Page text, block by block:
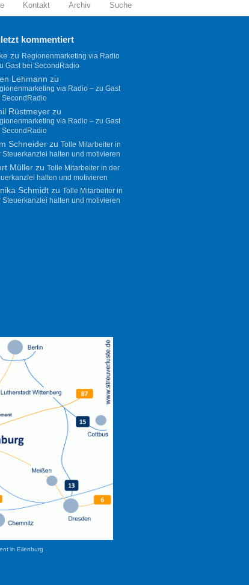
Kontakt Archiv Suche
kommentiert
zu Regionenmarketing via Radio
Gast bei SecondRadio
Lehmann zu
via Radio – zu Gast
SecondRadio
Rüstmeyerzu
via Radio – zu Gast
SecondRadio
Schneiderzu Tolle Mitarbeiter in
Steuerkanzlei halten und motivieren
Müllerzu Tolle Mitarbeiter in der
halten und motivieren
Schmidtzu Tolle Mitarbeiter in
Steuerkanzlei halten und motivieren
in Eilenburg